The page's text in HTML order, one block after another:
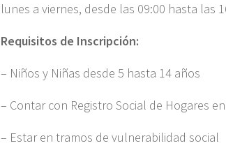
lunes a viernes, desde las 09:00 hasta las
Requisitos de Inscripción:
– Niños y Niñas desde 5 hasta 14 años
– Contar con Registro Social de Hogares
– Estar en tramos de vulnerabilidad social